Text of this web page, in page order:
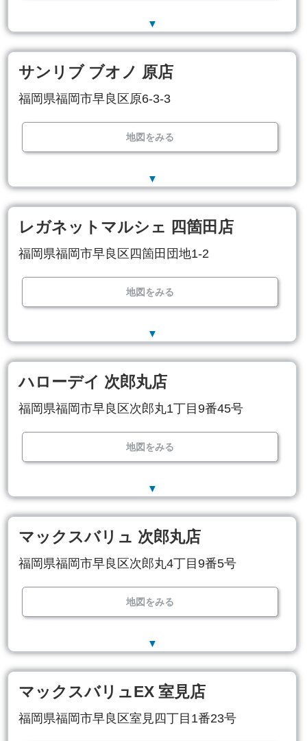
▼
サンリブ ブオノ 原店
福岡県福岡市早良区原6-3-3
地図をみる
▼
レガネットマルシェ 四箇田店
福岡県福岡市早良区四箇田団地1-2
地図をみる
▼
ハローデイ 次郎丸店
福岡県福岡市早良区次郎丸1丁目9番45号
地図をみる
▼
マックスバリュ 次郎丸店
福岡県福岡市早良区次郎丸4丁目9番5号
地図をみる
▼
マックスバリュEX 室見店
福岡県福岡市早良区室見四丁目1番23号